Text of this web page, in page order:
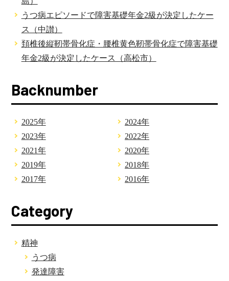
うつ病エピソードで障害基礎年金2級が決定したケー
ス（中讃）
頚椎後縦靭帯骨化症・腰椎黄色靭帯骨化症で障害基礎
年金2級が決定したケース（高松市）
Backnumber
2025年
2024年
2023年
2022年
2021年
2020年
2019年
2018年
2017年
2016年
Category
精神
うつ病
発達障害